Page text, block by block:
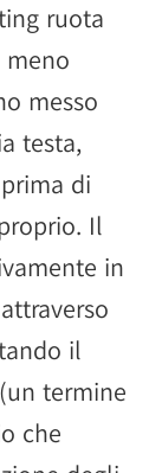
ruota
messo
testa,
di
Il
in
il
termine
che